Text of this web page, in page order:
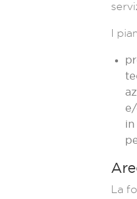
I
in
La